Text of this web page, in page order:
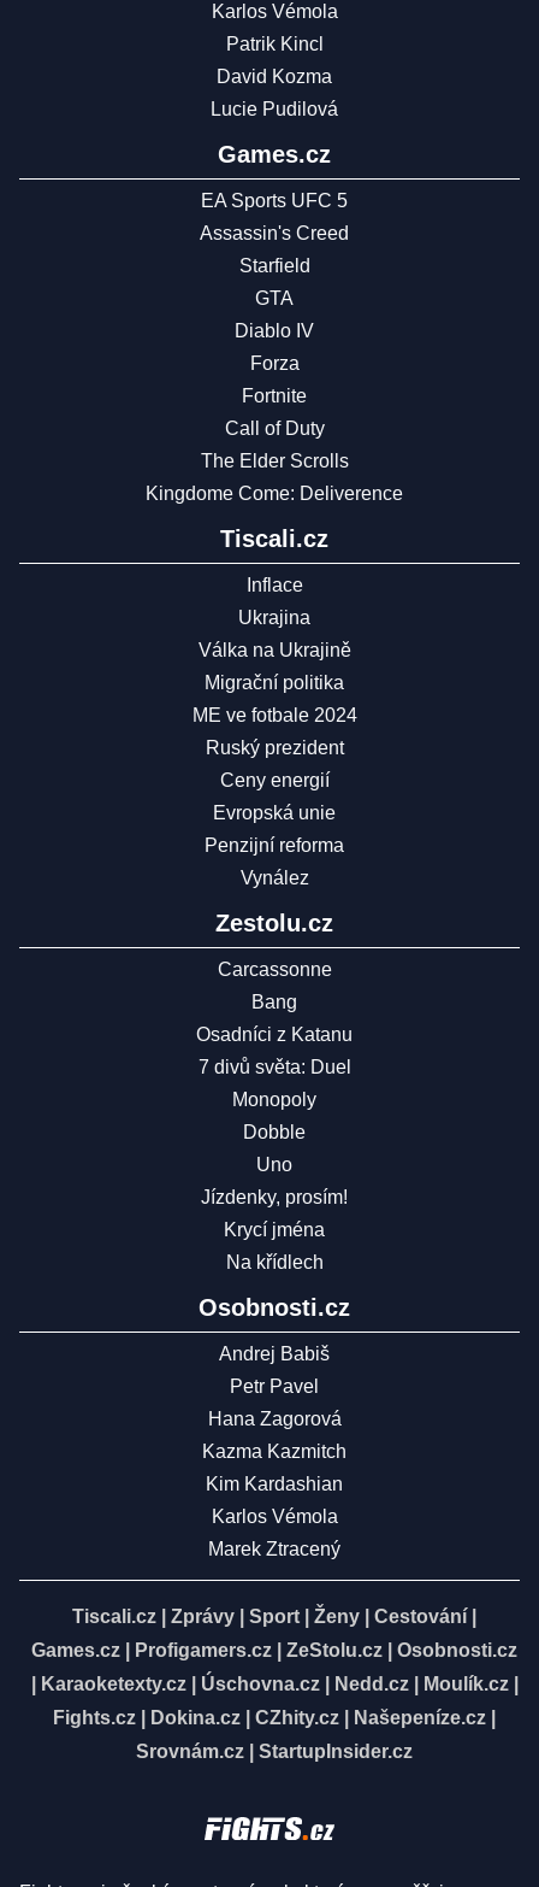
Karlos Vémola
Patrik Kincl
David Kozma
Lucie Pudilová
Games.cz
EA Sports UFC 5
Assassin's Creed
Starfield
GTA
Diablo IV
Forza
Fortnite
Call of Duty
The Elder Scrolls
Kingdome Come: Deliverence
Tiscali.cz
Inflace
Ukrajina
Válka na Ukrajině
Migrační politika
ME ve fotbale 2024
Ruský prezident
Ceny energií
Evropská unie
Penzijní reforma
Vynález
Zestolu.cz
Carcassonne
Bang
Osadníci z Katanu
7 divů světa: Duel
Monopoly
Dobble
Uno
Jízdenky, prosím!
Krycí jména
Na křídlech
Osobnosti.cz
Andrej Babiš
Petr Pavel
Hana Zagorová
Kazma Kazmitch
Kim Kardashian
Karlos Vémola
Marek Ztracený
Tiscali.cz Zprávy Sport Ženy Cestování
Games.cz
Profigamers.cz ZeStolu.cz
Osobnosti.cz
Karaoketexty.cz| Úschovna.cz| Nedd.cz| Moulík.cz|
Fights.cz
Dokina.cz CZhity.cz Našepeníze.cz
Srovnám.cz
StartupInsider.cz